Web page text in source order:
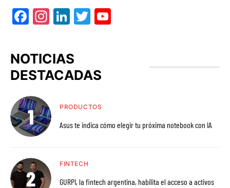
Facebook
Instagram
LinkedIn
Twitter
NOTICIAS
DESTACADAS
PRODUCTOS
Asus te indica cómo elegir tu próxima notebook con IA
FINTECH
GURPI, la fintech argentina, habilita el acceso a activos